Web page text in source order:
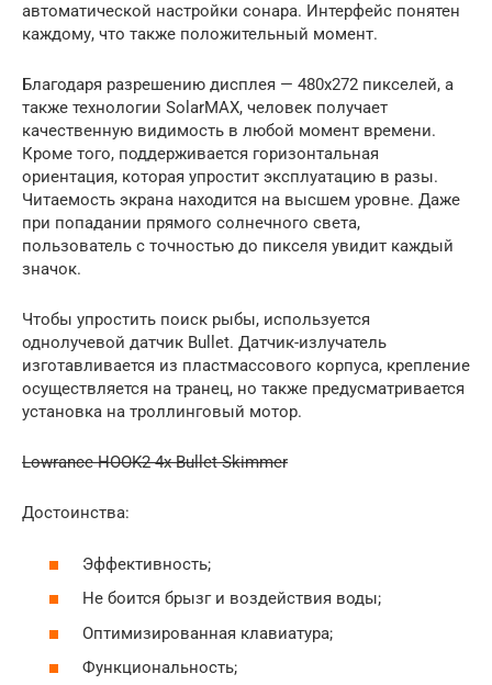
автоматической настройки сонара. Интерфейс понятен
каждому, что также положительный момент.
Благодаря разрешению дисплея — 480х272 пикселей, а
также технологии SolarMAX, человек получает
качественную видимость в любой момент времени.
Кроме того, поддерживается горизонтальная
ориентация, которая упростит эксплуатацию в разы.
Читаемость экрана находится на высшем уровне. Даже
при попадании прямого солнечного света,
пользователь с точностью до пикселя увидит каждый
значок.
Чтобы упростить поиск рыбы, используется
однолучевой датчик Bullet. Датчик-излучатель
изготавливается из пластмассового корпуса, крепление
осуществляется на транец, но также предусматривается
установка на троллинговый мотор.
Lowrance HOOK2 4x Bullet Skimmer
Достоинства:
Эффективность;
Не боится брызг и воздействия воды;
Оптимизированная клавиатура;
Функциональность;